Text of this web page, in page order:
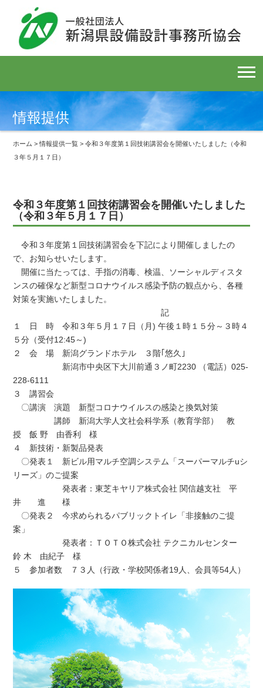
情報提供
ホーム >情報提供一覧 > 令和３年度第１回技術講習会を開催いたしました（令和
３年５月１７日）
令和３年度第１回技術講習会を開催いたしました
（令和３年５月１７日）
令和３年度第１回技術講習会を下記により開催しましたの
で、お知らせいたします。
開催に当たっては、手指の消毒、検温、ソーシャルディスタ
ンスの確保など新型コロナウイルス感染予防の観点から、各種
対策を実施いたしました。
記
１ 日 時 令和３年５月１７日（月) 午後１時１５分～３時４
５分（受付12:45～)
２ 会 場 新潟グランドホテル ３階｢悠久｣
新潟市中央区下大川前通３ノ町2230 （電話）025-
228-6111
３ 講習会
〇講演 演題 新型コロナウイルスの感染と換気対策
講師 新潟大学人文社会科学系（教育学部） 教
授 飯 野 由香利 様
４ 新技術・新製品発表
〇発表１ 新ビル用マルチ空調システム「スーパーマルチuシ
リーズ」のご提案
発表者：東芝キヤリア株式会社 関信越支社 平
井 進 様
〇発表２ 今求められるパブリックトイレ「非接触のご提
案」
発表者：ＴＯＴＯ株式会社 テクニカルセンター
鈴 木 由紀子 様
５ 参加者数 ７３人（行政・学校関係者19人、会員等54人）